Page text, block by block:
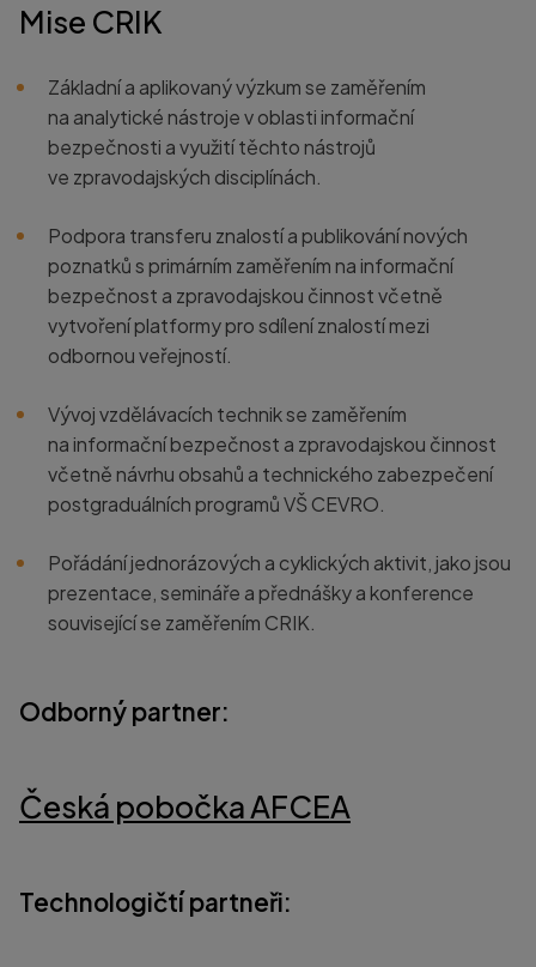
Mise CRIK
Základní a aplikovaný výzkum se zaměřením
na analytické nástroje v oblasti informační
bezpečnosti a využití těchto nástrojů
ve zpravodajských disciplínách.
Podpora transferu znalostí a publikování nových
poznatků s primárním zaměřením na informační
bezpečnost a zpravodajskou činnost včetně
vytvoření platformy pro sdílení znalostí mezi
odbornou veřejností.
Vývoj vzdělávacích technik se zaměřením
na informační bezpečnost a zpravodajskou činnost
včetně návrhu obsahů a technického zabezpečení
postgraduálních programů VŠ CEVRO.
Pořádání jednorázových a cyklických aktivit, jako jsou
prezentace, semináře a přednášky a konference
související se zaměřením CRIK.
Odborný partner:
Česká pobočka AFCEA
Technologičtí partneři: